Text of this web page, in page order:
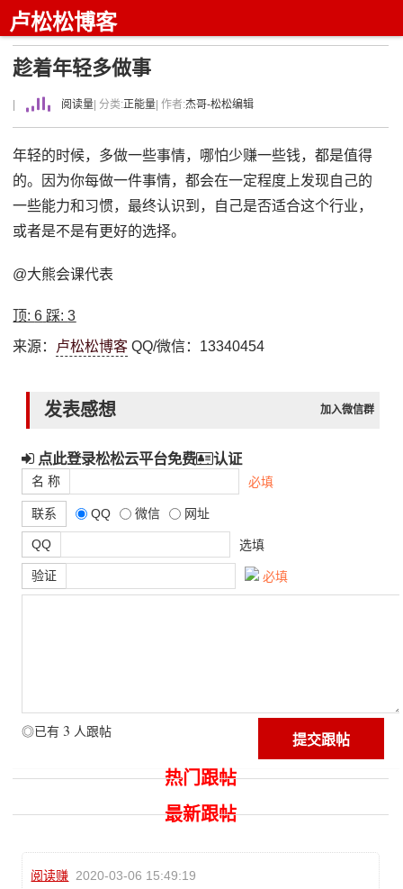
卢松松博客
趁着年轻多做事
阅读量 | 分类:正能量 | 作者:杰哥-松松编辑
年轻的时候，多做一些事情，哪怕少赚一些钱，都是值得
的。因为你每做一件事情，都会在一定程度上发现自己的
一些能力和习惯，最终认识到，自己是否适合这个行业，
或者是不是有更好的选择。
@大熊会课代表
顶:6 踩:3
来源： 卢松松博客 QQ/微信：13340454
发表感想 加入微信群
点此登录松松云平台免费 认证
名 称 必填
联系 QQ 微信 网址
QQ 选填
验证 必填
◎已有 3 人跟帖
热门跟帖
最新跟帖
阅读赚 2020-03-06 15:49:19